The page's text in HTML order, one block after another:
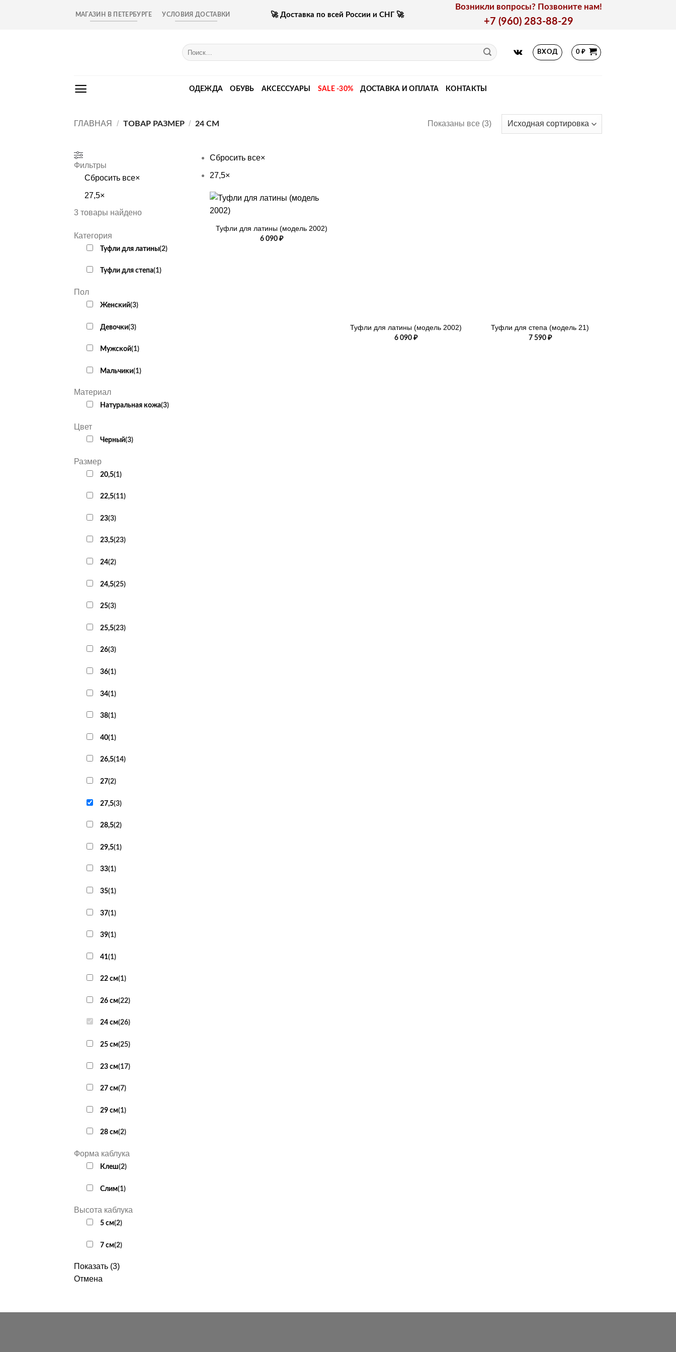
МАГАЗИН В ПЕТЕРБУРГЕ УСЛОВИЯ ДОСТАВКИ 🚀 Доставка по всей России и СНГ 🚀
Возникли вопросы? Позвоните нам!
+7 (960) 283-88-29
Искать:
ВХОД 0₽
ОДЕЖДА ОБУВЬ АКСЕССУАРЫ SALE -30% ДОСТАВКА И ОПЛАТА КОНТАКТЫ
ГЛАВНАЯ / ТОВАР РАЗМЕР / 24 СМ Показаны все (3)
Фильтры
Сбросить все×
27,5×
3 товары найдено
Категория
Туфли для латины(2)
Туфли для степа(1)
Пол
Женский(3)
Девочки(3)
Мужской(1)
Мальчики(1)
Материал
Натуральная кожа(3)
Цвет
Черный(3)
Размер
20,5(1)
22,5(11)
23(3)
23,5(23)
24(2)
24,5(25)
25(3)
25,5(23)
26(3)
36(1)
34(1)
38(1)
40(1)
26,5(14)
27(2)
27,5(3)
28,5(2)
29,5(1)
33(1)
35(1)
37(1)
39(1)
41(1)
22 см(1)
26 см(22)
24 см(26)
25 см(25)
23 см(17)
27 см(7)
29 см(1)
28 см(2)
Форма каблука
Клеш(2)
Слим(1)
Высота каблука
5 см(2)
7 см(2)
Показать (3)
Отмена
Сбросить все×
27,5×
+
Туфли для латины (модель 2002)
6 090₽
Туфли для латины (модель 2002)
6 090 ₽
Туфли для степа (модель 21)
7 590 ₽